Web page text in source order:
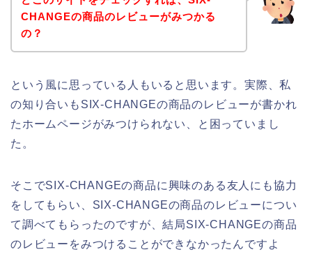
CHANGEの商品のレビューがみつかる
の？
という風に思っている人もいると思います。実際、私
の知り合いもSIX-CHANGEの商品のレビューが書かれ
たホームページがみつけられない、と困っていまし
た。
そこでSIX-CHANGEの商品に興味のある友人にも協力
をしてもらい、SIX-CHANGEの商品のレビューについ
て調べてもらったのですが、結局SIX-CHANGEの商品
のレビューをみつけることができなかったんですよ